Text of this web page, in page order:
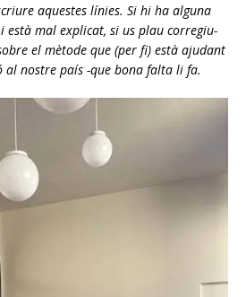
aquestes línies. Si hi ha alguna
està mal explicat, si us plau corregiu-
el mètode que (per fi) està ajudant
al nostre país -que bona falta li fa.